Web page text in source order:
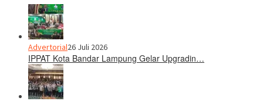
Advertorial26 Juli 2026
IPPAT Kota Bandar Lampung Gelar Upgradin…